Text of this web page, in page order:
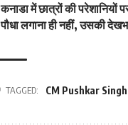
कनाडा में छात्रों की
पौधा लगाना ही नहीं, उसकी
TAGGED: CM Pushkar